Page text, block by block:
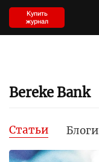
Купить
журнал
Bereke Bank
Статьи Блоги